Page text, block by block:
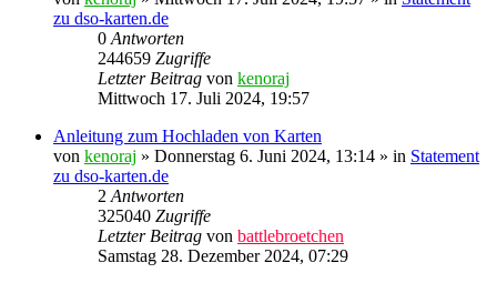
zu dso-karten.de
0Antworten
244659 Zugriffe
Letzter Beitrag von kenoraj
Mittwoch 17. Juli 2024, 19:57
Anleitung zum Hochladen von Karten
von kenoraj » Donnerstag 6. Juni 2024, 13:14 » in Statement
zu dso-karten.de
2Antworten
325040 Zugriffe
Letzter Beitrag von battlebroetchen
Samstag 28. Dezember 2024, 07:29